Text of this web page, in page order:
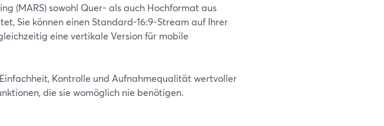
(MARS) sowohl Quer- als auch Hochformat aus
Sie können einen Standard-16:9-Stream auf Ihrer
eine vertikale Version für mobile
Kontrolle und Aufnahmequalität wertvoller
die sie womöglich nie benötigen.